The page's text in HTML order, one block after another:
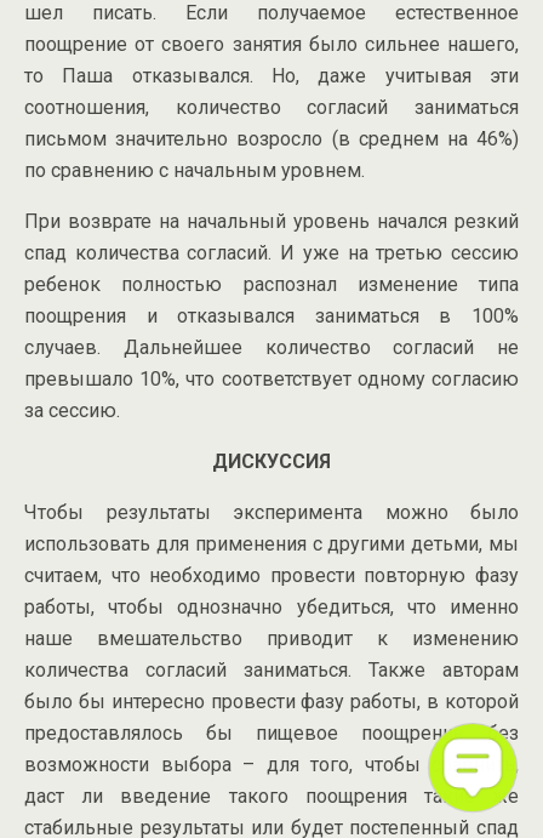
шел писать. Если получаемое естественное
поощрение от своего занятия было сильнее нашего,
то Паша отказывался. Но, даже учитывая эти
соотношения, количество согласий заниматься
письмом значительно возросло (в среднем на 46%)
по сравнению с начальным уровнем.
При возврате на начальный уровень начался резкий
спад количества согласий. И уже на третью сессию
ребенок полностью распознал изменение типа
поощрения и отказывался заниматься в 100%
случаев. Дальнейшее количество согласий не
превышало 10%, что соответствует одному согласию
за сессию.
ДИСКУССИЯ
Чтобы результаты эксперимента можно было
использовать для применения с другими детьми, мы
считаем, что необходимо провести повторную фазу
работы, чтобы однозначно убедиться, что именно
наше вмешательство приводит к изменению
количества согласий заниматься. Также авторам
было бы интересно провести фазу работы, в которой
предоставлялось бы пищевое поощрение без
возможности выбора – для того, чтобы сравнить,
даст ли введение такого поощрения такие же
стабильные результаты или будет постепенный спад